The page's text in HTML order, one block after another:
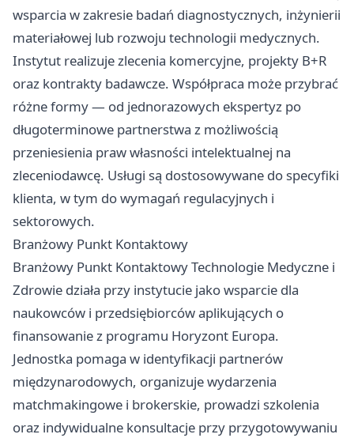
wsparcia w zakresie badań diagnostycznych, inżynierii
materiałowej lub rozwoju technologii medycznych.
Instytut realizuje zlecenia komercyjne, projekty B+R
oraz kontrakty badawcze. Współpraca może przybrać
różne formy — od jednorazowych ekspertyz po
długoterminowe partnerstwa z możliwością
przeniesienia praw własności intelektualnej na
zleceniodawcę. Usługi są dostosowywane do specyfiki
klienta, w tym do wymagań regulacyjnych i
sektorowych.
Branżowy Punkt Kontaktowy
Branżowy Punkt Kontaktowy Technologie Medyczne i
Zdrowie działa przy instytucie jako wsparcie dla
naukowców i przedsiębiorców aplikujących o
finansowanie z programu Horyzont Europa.
Jednostka pomaga w identyfikacji partnerów
międzynarodowych, organizuje wydarzenia
matchmakingowe i brokerskie, prowadzi szkolenia
oraz indywidualne konsultacje przy przygotowywaniu